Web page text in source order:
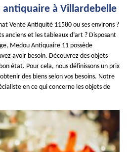
antiquaire à Villardebelle
Vente Antiquité 11580 ou ses environs ?
anciens et les tableaux d’art ? Disposant
Medou Antiquaire 11 possède
avoir besoin. Découvrez des objets
état. Pour cela, nous définissons un prix
des biens selon vos besoins. Notre
en ce qui concerne les objets de